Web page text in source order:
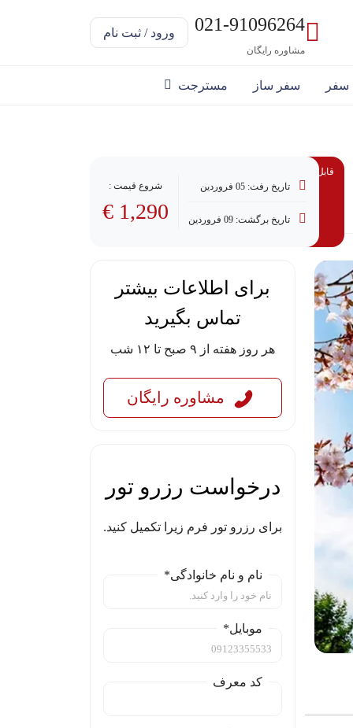
021-91096264
مشاوره رایگان
ورود / ثبت نام
سفر سفر ساز مسترجت
قابل پرداخت با وام
تاریخ رفت: 05 فروردین
تاریخ برگشت: 09 فروردین
شروع قیمت :
1,290 €
برای اطلاعات بیشتر
تماس بگیرید
هر روز هفته از ۹ صبح تا ۱۲ شب
مشاوره رایگان
درخواست رزرو تور
برای رزرو تور فرم زیرا تکمیل کنید.
نام و نام خانوادگی*
موبایل*
کد معرف